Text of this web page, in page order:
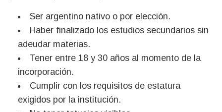
Ser argentino nativo o por elección.
Haber finalizado los estudios secundarios sin
adeudar materias.
Tener entre 18 y 30 años al momento de la
incorporación.
Cumplir con los requisitos de estatura
exigidos por la institución.